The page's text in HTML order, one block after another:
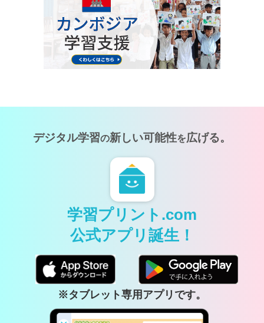
デジタル学習の新しい可能性を広げる。
学習プリント.com
公式アプリ誕生！
※タブレット専用アプリです。